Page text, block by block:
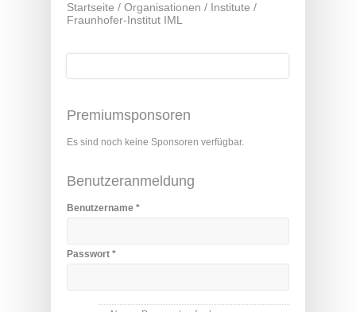
Startseite / Organisationen / Institute /
Fraunhofer-Institut IML
Suche
Premiumsponsoren
Es sind noch keine Sponsoren verfügbar.
Benutzeranmeldung
Benutzername *
Passwort *